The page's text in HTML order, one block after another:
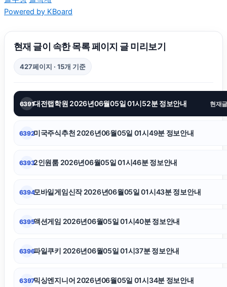
동작구하수구막힘
강동구하수구막힘
이혼변호사
Powered by KBoard
현재 글이 속한 목록 페이지 글 미리보기
427페이지 · 15개 기준
6391대전랩학원 2026년06월05일 01시52분 정보안내 현재
6392미국주식추천 2026년06월05일 01시49분 정보안내
63932인원룸 2026년06월05일 01시46분 정보안내
6394모바일게임신작 2026년06월05일 01시43분 정보안내
6395액션게임 2026년06월05일 01시40분 정보안내
6396파일쿠키 2026년06월05일 01시37분 정보안내
6397믹싱엔지니어 2026년06월05일 01시34분 정보안내